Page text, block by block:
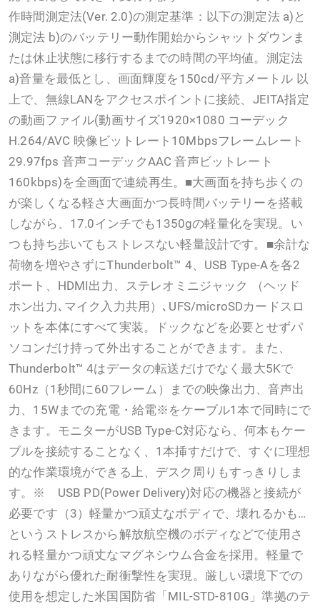
作時間測定法(Ver. 2.0)の測定基準：以下の測定法 a)と
測定法 b)のバッテリー動作開始からシャットダウンま
たは休止状態に移行するまでの時間の平均値。測定法
a)音量を最低とし、画面輝度を150cd/平方メートル 以
上で、無線LANをアクセスポイントに接続、JEITA指定
の動画ファイル(動画サイズ1920×1080 コーデック
H.264/AVC 映像ビットレート10Mbpsフレームレート
29.97fps 音声コーデックAAC 音声ビットレート
160kbps)を全画面で連続再生。■大画面を持ち歩くの
が楽しくなる軽さ大画面かつ長時間バッテリーを搭載
しながら、17.0インチでも1350gの軽量化を実現。い
つも持ち歩いてもストレスない軽量設計です。■余計な
荷物を増やさずにThunderbolt™ 4、USB Type-Aを各2
ポート、HDMI出力、ステレオミニジャック （ヘッド
ホン出力､マイク入力共用）､UFS/microSDカードスロ
ットを本体にすべて実装。ドックなどを必要とせずパ
ソコンだけ持って外出することができます。また、
Thunderbolt™ 4はデータの転送だけでなく最大5Kで
60Hz（1秒間に60フレーム）までの映像出力、音声出
力、15Wまでの充電・給電※をケーブル1本で同時にで
きます。モニターがUSB Type-C対応なら、何本もケー
ブルを接続することなく、1本挿すだけで、すぐに理想
的な作業環境ができる上、デスク周りもすっきりしま
す。※ USB PD(Power Delivery)対応の機器と接続が
必要です（3）軽量かつ頑丈なボディで、壊れるかも…
というストレスから解放航空機のボディなどで使用さ
れる軽量かつ頑丈なマグネシウム合金を採用。軽量で
ありながら優れた耐衝撃性を実現。厳しい環境下での
使用を想定した米国国防省「MIL-STD-810G」準拠のテ